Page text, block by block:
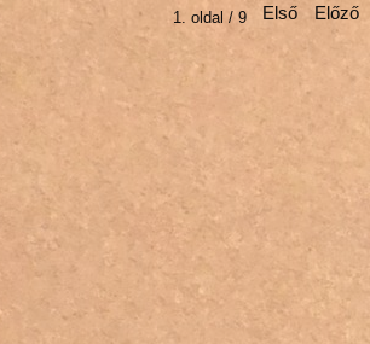
1. oldal / 9 Első Előző